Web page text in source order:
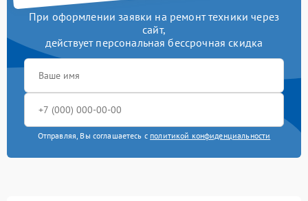
При оформлении заявки на ремонт техники через
сайт,
действует персональная бессрочная скидка
Отправляя, Вы соглашаетесь с политикой конфиденциальности